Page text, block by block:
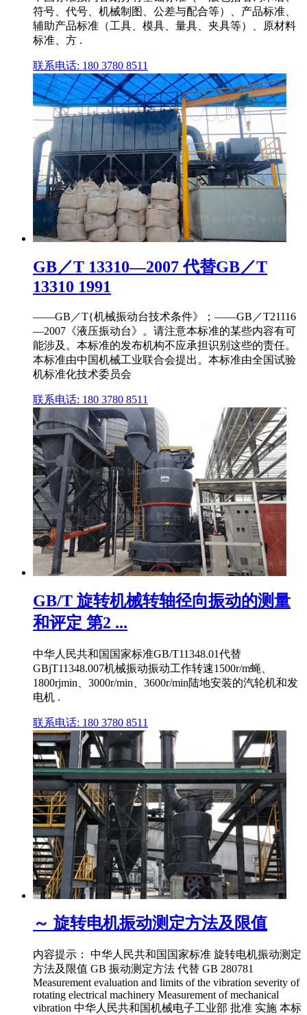
符号、代号、机械制图、公差与配合等）、产品标准、
辅助产品标准（工具、模具、量具、夹具等）、原材料
标准、方 .
联系电话: 180 3780 8511
GB／T 13310—2007 代替GB／T
13310 1991
——GB／T{机械振动台技术条件》；——GB／T21116
—2007《液压振动台》。请注意本标准的某些内容有可
能涉及。本标准的发布机构不应承担识别这些的责任。
本标准由中国机械工业联合会提出。本标准由全国试验
机标准化技术委员会
联系电话: 180 3780 8511
GB/T 旋转机械转轴径向振动的测量
和评定 第2 ...
中华人民共和国国家标准GB/T11348.01代替
GBjT11348.007机械振动振动工作转速1500r/m蝇、
1800rjmin、3000r/min、3600r/min陆地安装的汽轮机和发
电机 .
联系电话: 180 3780 8511
～ 旋转电机振动测定方法及限值
内容提示： 中华人民共和国国家标准 旋转电机振动测定
方法及限值 GB 振动测定方法 代替 GB 280781
Measurement evaluation and limits of the vibration severity of
rotating electrical machinery Measurement of mechanical
vibration 中华人民共和国机械电子工业部 批准 实施 本标